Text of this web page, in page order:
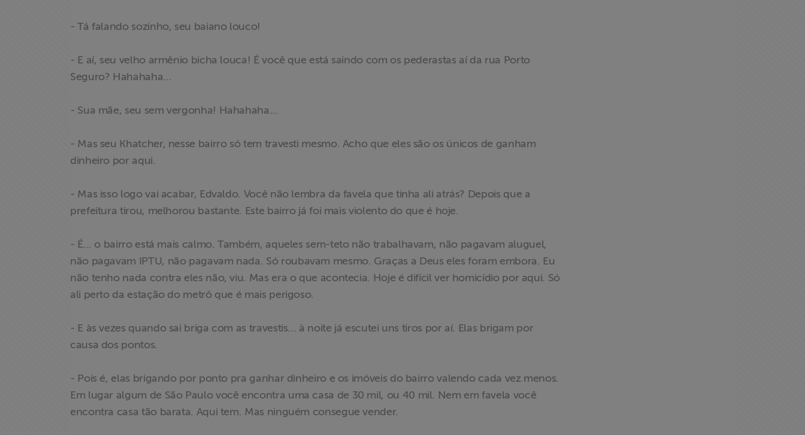
- Tá falando sozinho, seu baiano louco!
- E aí, seu velho armênio bicha louca! É você que está saindo com os pederastas aí da rua Porto
Seguro? Hahahaha...
- Sua mãe, seu sem vergonha! Hahahaha...
- Mas seu Khatcher, nesse bairro só tem travesti mesmo. Acho que eles são os únicos de ganham
dinheiro por aqui.
- Mas isso logo vai acabar, Edvaldo. Você não lembra da favela que tinha ali atrás? Depois que a
prefeitura tirou, melhorou bastante. Este bairro já foi mais violento do que é hoje.
- É... o bairro está mais calmo. Também, aqueles sem-teto não trabalhavam, não pagavam aluguel,
não pagavam IPTU, não pagavam nada. Só roubavam mesmo. Graças a Deus eles foram embora. Eu
não tenho nada contra eles não, viu. Mas era o que acontecia. Hoje é difícil ver homicídio por aqui. Só
ali perto da estação do metrô que é mais perigoso.
- E às vezes quando sai briga com as travestis... à noite já escutei uns tiros por aí. Elas brigam por
causa dos pontos.
- Pois é, elas brigando por ponto pra ganhar dinheiro e os imóveis do bairro valendo cada vez menos.
Em lugar algum de São Paulo você encontra uma casa de 30 mil, ou 40 mil. Nem em favela você
encontra casa tão barata. Aqui tem. Mas ninguém consegue vender.